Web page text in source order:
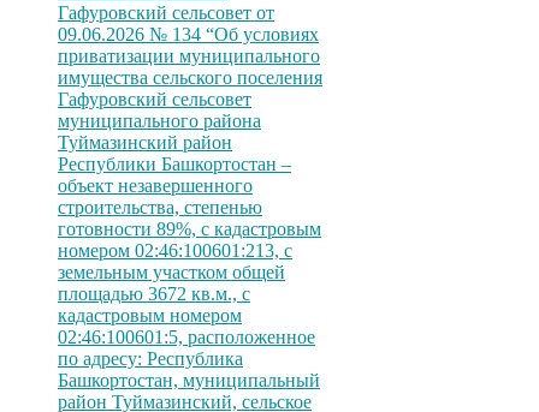
Гафуровский сельсовет от
09.06.2026 № 134 “Об условиях
приватизации муниципального
имущества сельского поселения
Гафуровский сельсовет
муниципального района
Туймазинский район
Республики Башкортостан –
объект незавершенного
строительства, степенью
готовности 89%, с кадастровым
номером 02:46:100601:213, с
земельным участком общей
площадью 3672 кв.м., с
кадастровым номером
02:46:100601:5, расположенное
по адресу: Республика
Башкортостан, муниципальный
район Туймазинский, сельское